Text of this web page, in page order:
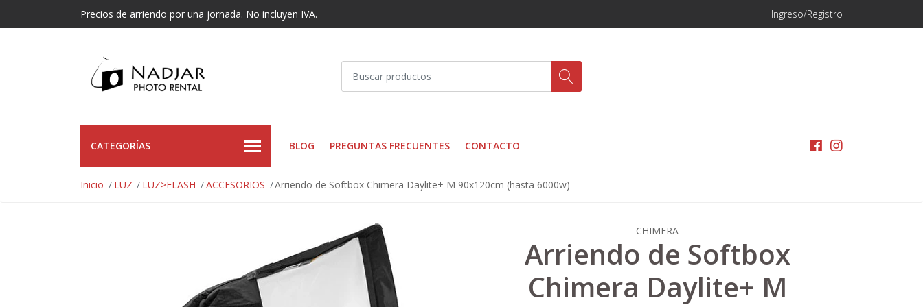
Precios de arriendo por una jornada. No incluyen IVA. Ingreso/Registro
CATEGORÍAS BLOG PREGUNTAS FRECUENTES CONTACTO
Inicio LUZ LUZ>FLASH ACCESORIOS Arriendo de Softbox Chimera Daylite+ M 90x120cm (hasta 6000w)
CHIMERA
Arriendo de Softbox
Chimera Daylite+ M